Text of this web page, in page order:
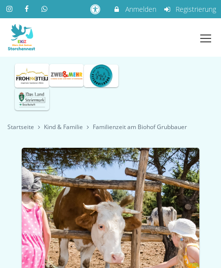
Anmelden Registrierung
Startseite Kind & Familie Familienzeit am Biohof Grubbauer